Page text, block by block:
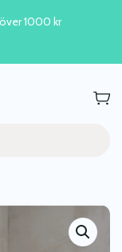
1000 kr